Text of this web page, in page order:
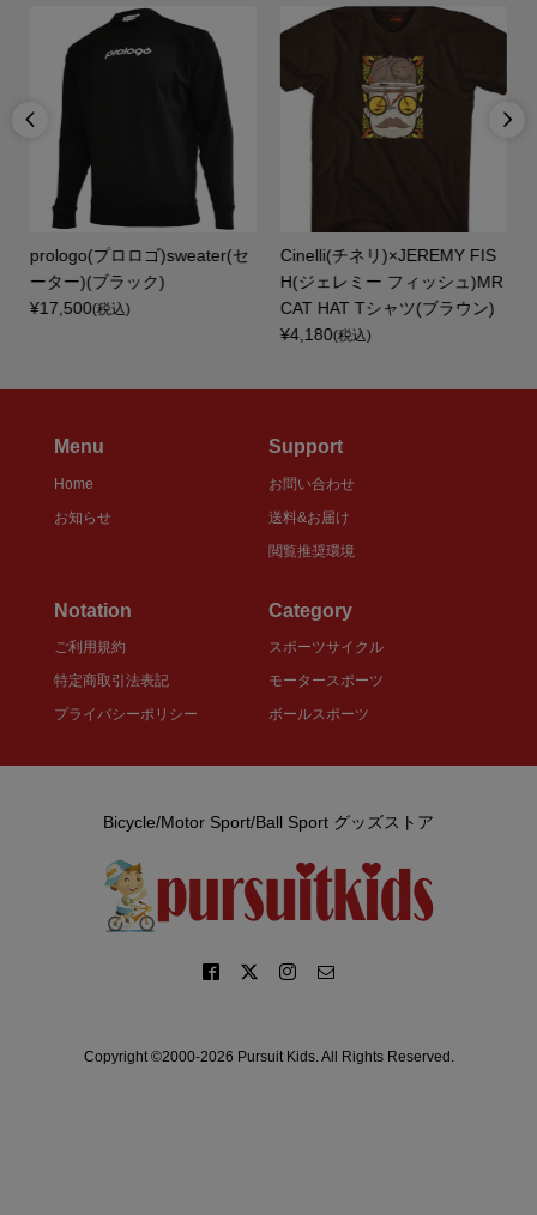

prologo(プロロゴ)sweater(セ
ーター)(ブラック)
¥17,500(税込)
Cinelli(チネリ)×JEREMY FIS
H(ジェレミー フィッシュ)MR
CAT HAT Tシャツ(ブラウン)
¥4,180(税込)

Menu
Home
お知らせ
Support
お問い合わせ
送料&お届け
閲覧推奨環境
Notation
ご利用規約
特定商取引法表記
プライバシーポリシー
Category
スポーツサイクル
モータースポーツ
ボールスポーツ
Bicycle/Motor Sport/Ball Sport グッズストア
Copyright ©2000-2026 Pursuit Kids. All Rights Reserved.